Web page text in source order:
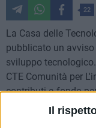
Il
22
La Casa delle
pubblicato un
sviluppo
CTE Comunità per
contributi a fondo
(anche in fase di
individuali per la